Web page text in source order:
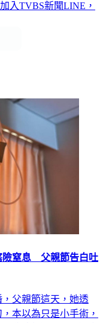
加入TVBS新聞LINE，
險窒息 父親節告白吐
父親節這天，她透
本以為只是小手術，